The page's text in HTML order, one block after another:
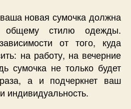
новая сумочка должна
общему стилю одежды.
от того, куда
на работу, на вечерние
сумочка не только будет
а и подчеркнет ваш
индивидуальность.